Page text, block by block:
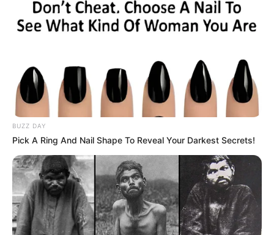
BUZZ DAY
Pick A Ring And Nail Shape To Reveal Your Darkest Secrets!